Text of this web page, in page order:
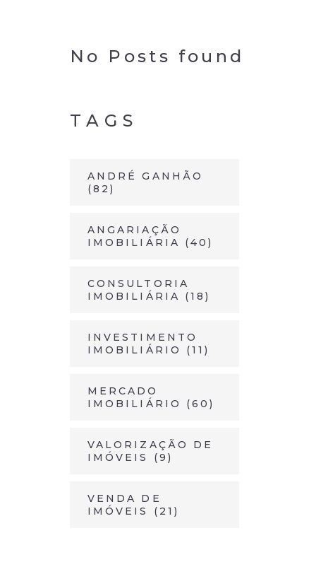
No Posts found
TAGS
ANDRÉ GANHÃO
(82)
ANGARIAÇÃO
IMOBILIÁRIA
(40)
CONSULTORIA
IMOBILIÁRIA
(18)
INVESTIMENTO
IMOBILIÁRIO
(11)
MERCADO
IMOBILIÁRIO
(60)
VALORIZAÇÃO DE
IMÓVEIS
(9)
VENDA DE
IMÓVEIS
(21)